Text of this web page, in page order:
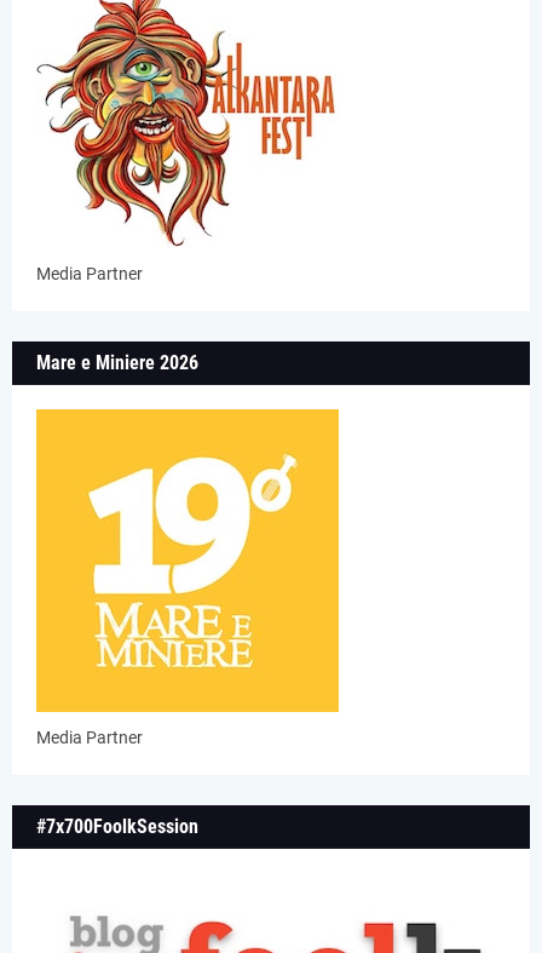
Media Partner
Mare e Miniere 2026
Media Partner
#7x700FoolkSession